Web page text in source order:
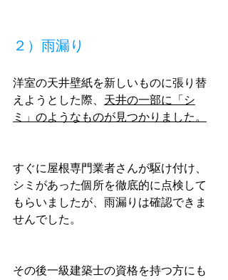
２）雨漏り
洋室の天井壁紙を新しいものに張り替
えようとした際、 天井の一部に「シ
ミ」のようなものが見つかりました。
すぐに屋根専門業者さんが駆け付け、
シミがあった個所を徹底的に点検して
もらいましたが、雨漏りは確認できま
せんでした。
その後一級建築士の資格を持つ方にも